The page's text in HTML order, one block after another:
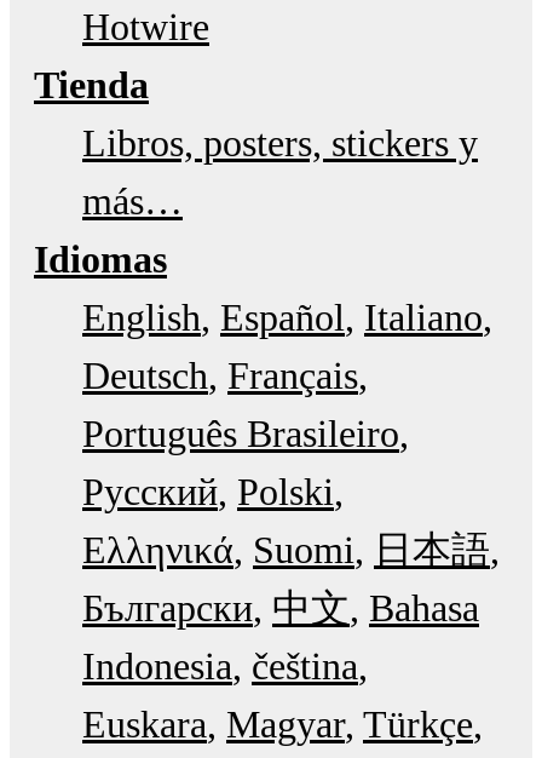
Hotwire
Tienda
Libros, posters, stickers y
más…
Idiomas
English Español Italiano
Deutsch Français
Português Brasileiro
Русский Polski
Ελληνικά Suomi
日本語
Български 中文 Bahasa
Indonesia čeština
Euskara Magyar Türkçe